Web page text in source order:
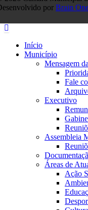
por Brain
Início
Município
Mensagem
Fale
Executivo
Assembleia
Áreas de
Ação